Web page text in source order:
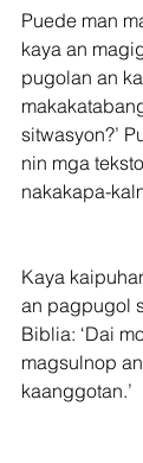
Puede man
kaya an
pugolan an
sitwasyon?’
nin mga
nakakapa-
Kaya
an pagpugol
Biblia: ‘Dai
magsulnop
kaanggotan.’